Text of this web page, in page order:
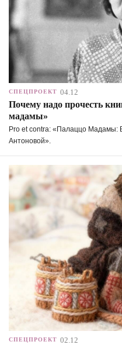
СПЕЦПРОЕКТ 04.12
Почему надо прочесть
мадамы»
Pro et contra: «Палаццо
Антоновой».
СПЕЦПРОЕКТ 02.12